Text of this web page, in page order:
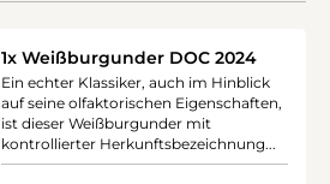
1x Weißburgunder DOC 2024
Ein echter Klassiker, auch im Hinblick
auf seine olfaktorischen Eigenschaften,
ist dieser Weißburgunder mit
kontrollierter Herkunftsbezeichnung...